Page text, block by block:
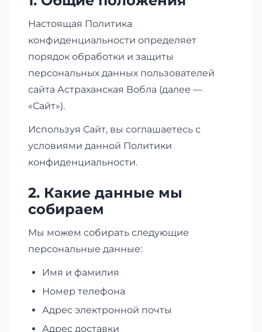
Настоящая Политика
конфиденциальности определяет
порядок обработки и защиты
персональных данных пользователей
сайта Астраханская Вобла (далее —
«Сайт»).
Используя Сайт, вы соглашаетесь с
условиями данной Политики
конфиденциальности.
2. Какие данные мы
собираем
Мы можем собирать следующие
персональные данные:
Имя и фамилия
Номер телефона
Адрес электронной почты
Адрес доставки